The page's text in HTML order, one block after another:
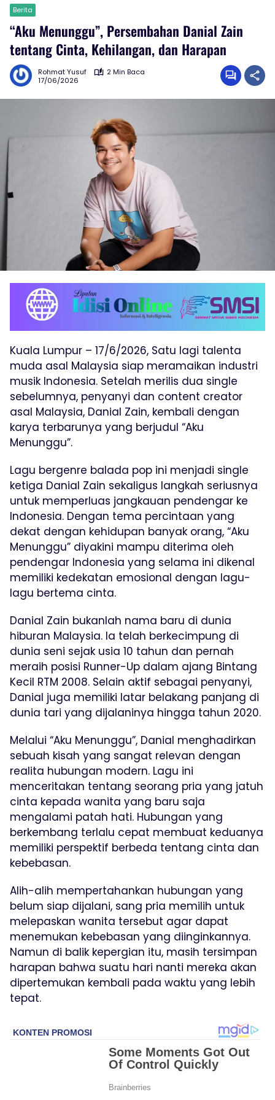
Berita
“Aku Menunggu”, Persembahan Danial Zain
tentang Cinta, Kehilangan, dan Harapan
Rohmat Yusuf
2 Min Baca
17/06/2026
Kuala Lumpur – 17/6/2026, Satu lagi talenta
muda asal Malaysia siap meramaikan industri
musik Indonesia. Setelah merilis dua single
sebelumnya, penyanyi dan content creator
asal Malaysia, Danial Zain, kembali dengan
karya terbarunya yang berjudul “Aku
Menunggu”.
Lagu bergenre balada pop ini menjadi single
ketiga Danial Zain sekaligus langkah seriusnya
untuk memperluas jangkauan pendengar ke
Indonesia. Dengan tema percintaan yang
dekat dengan kehidupan banyak orang, “Aku
Menunggu” diyakini mampu diterima oleh
pendengar Indonesia yang selama ini dikenal
memiliki kedekatan emosional dengan lagu-
lagu bertema cinta.
Danial Zain bukanlah nama baru di dunia
hiburan Malaysia. Ia telah berkecimpung di
dunia seni sejak usia 10 tahun dan pernah
meraih posisi Runner-Up dalam ajang Bintang
Kecil RTM 2008. Selain aktif sebagai penyanyi,
Danial juga memiliki latar belakang panjang di
dunia tari yang dijalaninya hingga tahun 2020.
Melalui “Aku Menunggu”, Danial menghadirkan
sebuah kisah yang sangat relevan dengan
realita hubungan modern. Lagu ini
menceritakan tentang seorang pria yang jatuh
cinta kepada wanita yang baru saja
mengalami patah hati. Hubungan yang
berkembang terlalu cepat membuat keduanya
memiliki perspektif berbeda tentang cinta dan
kebebasan.
Alih-alih mempertahankan hubungan yang
belum siap dijalani, sang pria memilih untuk
melepaskan wanita tersebut agar dapat
menemukan kebebasan yang diinginkannya.
Namun di balik kepergian itu, masih tersimpan
harapan bahwa suatu hari nanti mereka akan
dipertemukan kembali pada waktu yang lebih
tepat.